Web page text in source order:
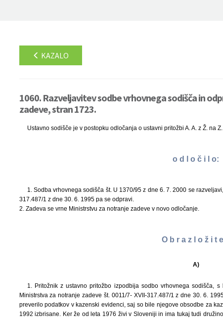
KAZALO
1060. Razveljavitev sodbe vrhovnega sodišča in
zadeve, stran 1723.
Ustavno sodišče je v postopku odločanja o ustavni pritožbi A. A. z Ž. na
o d l o č i l o:
1. Sodba vrhovnega sodišča št. U 1370/95 z dne 6. 7. 2000 se
317.487/1 z dne 30. 6. 1995 pa se odpravi.
2. Zadeva se vrne Ministrstvu za notranje zadeve v novo odločanje.
O b r a z l o ž i t
A)
1. Pritožnik z ustavno pritožbo izpodbija sodbo vrhovnega sodišča,
Ministrstva za notranje zadeve št. 0011/7- XVII-317.487/1 z dne 30. 6.
preverilo podatkov v kazenski evidenci, saj so bile njegove obsodbe za
1992 izbrisane. Ker že od leta 1976 živi v Sloveniji in ima tukaj tudi